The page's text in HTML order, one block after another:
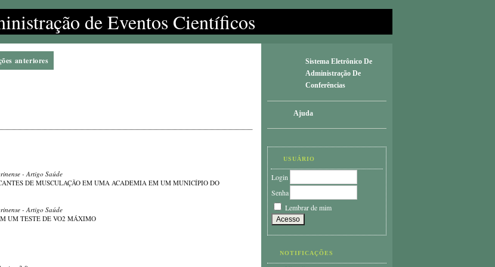
de Eventos Científicos
Sistema Eletrônico De
Administração De
Conferências
Ajuda
USUÁRIO
Login
Senha
Lembrar de mim
NOTIFICAÇÕES
anteriores
- Artigo Saúde
DE MUSCULAÇÃO EM UMA ACADEMIA EM UM MUNICÍPIO DO
- Artigo Saúde
UM TESTE DE VO2 MÁXIMO